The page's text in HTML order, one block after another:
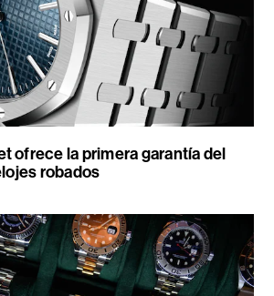
ofrece la primera garantía del
robados